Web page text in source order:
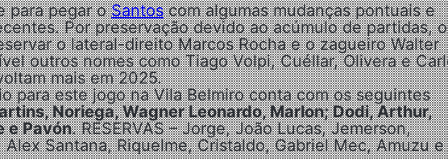
para pegar oSantoscom algumas mudanças pontuais e
Por preservação devido ao acúmulo de partidas, o
o lateral-direito Marcos Rocha e o zagueiro Walter
outros nomes como Tiago Volpi, Cuéllar, Olivera e
mais em 2025.
para este jogo na Vila Belmiro conta com os seguintes
Noriega, Wagner Leonardo, Marlon; Dodi, Arthur,
e Pavón. RESERVAS – Jorge, João Lucas, Jemerson,
Santana, Riquelme, Cristaldo, Gabriel Mec, Amuzu e